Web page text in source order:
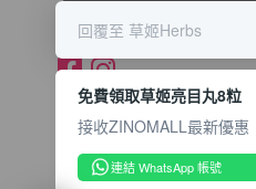
回覆至 草姬Herbs
免費領取草姬亮目丸8粒
接收ZINOMALL最新優惠
連結 WhatsApp 帳號